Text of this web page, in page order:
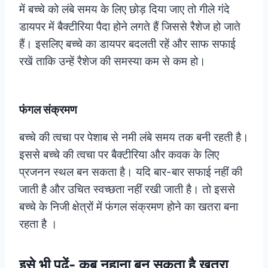
में बच्चे को लंबे समय के लिए छोड़ दिया जाए तो गीले गंदे
डायपर में बैक्टीरिया पैदा होने लगते हैं जिससे रैशेज हो जाते
हैं। इसलिए बच्चे का डायपर बदलती रहें और साफ सफाई
रखें ताकि उन्हें रैशेज की समस्या कम से कम हो।
फंगल संक्रमण
बच्चे की त्वचा पर पेशाब से नमी लंबे समय तक बनी रहती है।
इससे बच्चे की त्वचा पर बैक्टीरिया और कवक के लिए
प्रजनन स्थल बन सकता है। यदि बार-बार सफाई नहीं की
जाती है और उचित स्वच्छता नहीं रखी जाती है। तो इससे
बच्चे के निजी क्षेत्रों में फंगल संक्रमण होने का खतरा बना
रहता है ।